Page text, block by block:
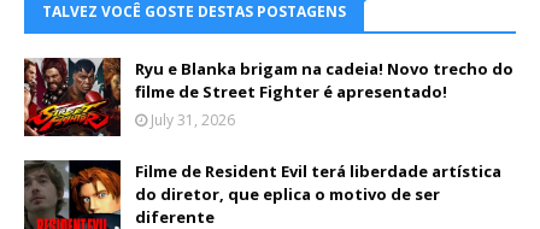
TALVEZ VOCÊ GOSTE DESTAS POSTAGENS
Ryu e Blanka brigam na cadeia! Novo trecho do
filme de Street Fighter é apresentado!
July 31, 2026
Filme de Resident Evil terá liberdade artística
do diretor, que eplica o motivo de ser
diferente